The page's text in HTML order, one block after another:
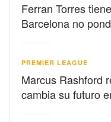
Ferran Torres
Barcelona no
PREMIER LEAGUE
Marcus Rashford
cambia su futuro